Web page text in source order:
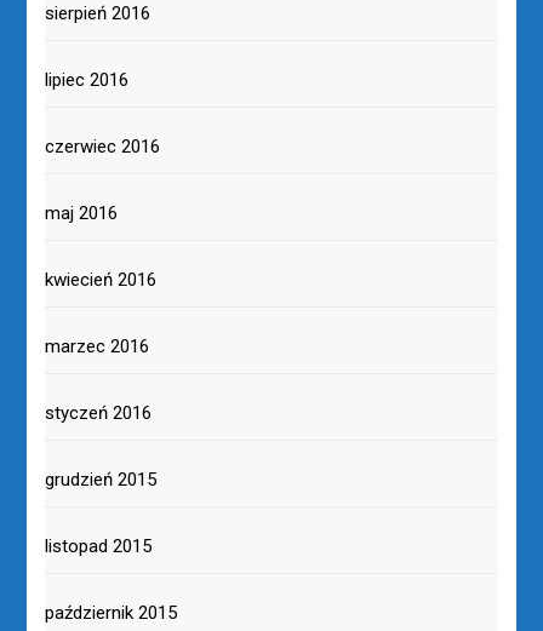
sierpień 2016
lipiec 2016
czerwiec 2016
maj 2016
kwiecień 2016
marzec 2016
styczeń 2016
grudzień 2015
listopad 2015
październik 2015